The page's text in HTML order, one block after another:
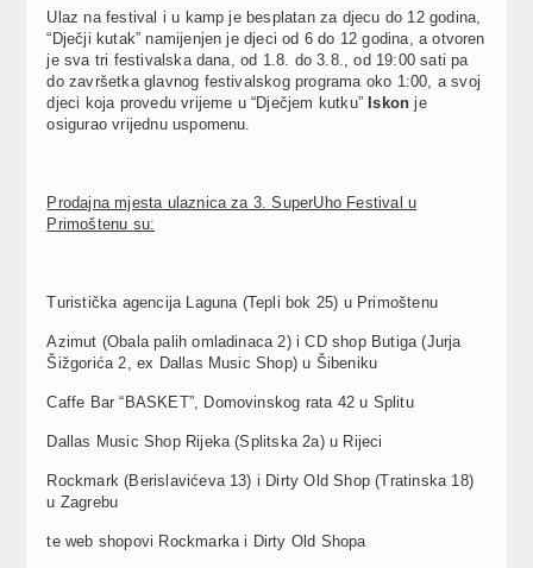
Ulaz na festival i u kamp je besplatan za djecu do 12 godina,
“Dječji kutak” namijenjen je djeci od 6 do 12 godina, a otvoren
je sva tri festivalska dana, od 1.8. do 3.8., od 19:00 sati pa
do završetka glavnog festivalskog programa oko 1:00, a svoj
djeci koja provedu vrijeme u “Dječjem kutku” Iskonje
osigurao vrijednu uspomenu.
Prodajna mjesta ulaznica za 3. SuperUho Festival u
Primoštenu su:
Turistička agencija Laguna (Tepli bok 25) u Primoštenu
Azimut (Obala palih omladinaca 2) i CD shop Butiga (Jurja
Šižgorića 2, ex Dallas Music Shop) u Šibeniku
Caffe Bar “BASKET”, Domovinskog rata 42 u Splitu
Dallas Music Shop Rijeka (Splitska 2a) u Rijeci
Rockmark (Berislavićeva 13) i Dirty Old Shop (Tratinska 18)
u Zagrebu
te web shopovi Rockmarka i Dirty Old Shopa